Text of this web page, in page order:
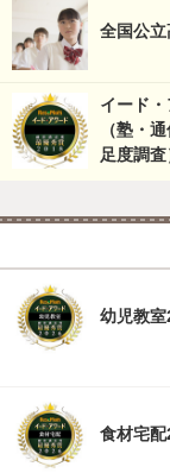
全国公立
イード
（塾・
足度調査
幼児教
食材宅